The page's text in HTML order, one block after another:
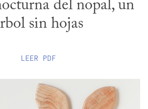
del nopal, un
sin hojas
LEER PDF